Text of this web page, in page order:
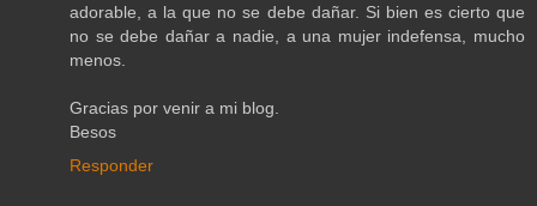
adorable, a la que no se debe dañar. Si bien es cierto que
no se debe dañar a nadie, a una mujer indefensa, mucho
menos.
Gracias por venir a mi blog.
Besos
Responder